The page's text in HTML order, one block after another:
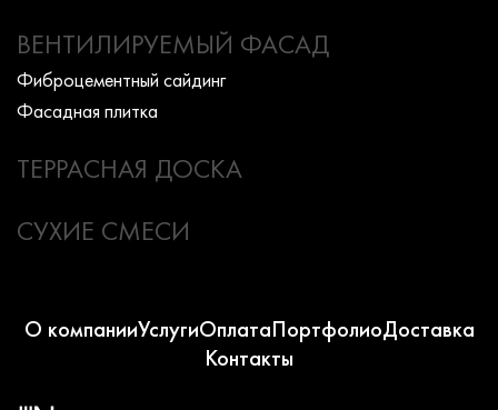
ВЕНТИЛИРУЕМЫЙ ФАСАД
Фиброцементный сайдинг
Фасадная плитка
ТЕРРАСНАЯ ДОСКА
СУХИЕ СМЕСИ
О компанииУслугиОплатаПортфолиоДоставка
Контакты